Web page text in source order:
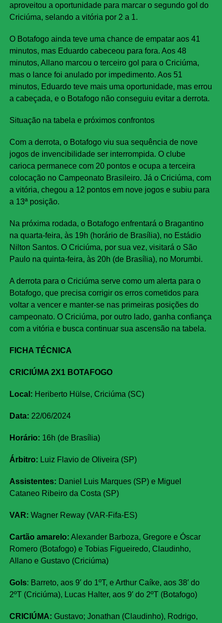
aproveitou a oportunidade para marcar o segundo gol do
Criciúma, selando a vitória por 2 a 1.
O Botafogo ainda teve uma chance de empatar aos 41
minutos, mas Eduardo cabeceou para fora. Aos 48
minutos, Allano marcou o terceiro gol para o Criciúma,
mas o lance foi anulado por impedimento. Aos 51
minutos, Eduardo teve mais uma oportunidade, mas errou
a cabeçada, e o Botafogo não conseguiu evitar a derrota.
Situação na tabela e próximos confrontos
Com a derrota, o Botafogo viu sua sequência de nove
jogos de invencibilidade ser interrompida. O clube
carioca permanece com 20 pontos e ocupa a terceira
colocação no Campeonato Brasileiro. Já o Criciúma, com
a vitória, chegou a 12 pontos em nove jogos e subiu para
a 13ª posição.
Na próxima rodada, o Botafogo enfrentará o Bragantino
na quarta-feira, às 19h (horário de Brasília), no Estádio
Nilton Santos. O Criciúma, por sua vez, visitará o São
Paulo na quinta-feira, às 20h (de Brasília), no Morumbi.
A derrota para o Criciúma serve como um alerta para o
Botafogo, que precisa corrigir os erros cometidos para
voltar a vencer e manter-se nas primeiras posições do
campeonato. O Criciúma, por outro lado, ganha confiança
com a vitória e busca continuar sua ascensão na tabela.
FICHA TÉCNICA
CRICIÚMA 2X1 BOTAFOGO
Local: Heriberto Hülse, Criciúma (SC)
Data: 22/06/2024
Horário: 16h (de Brasília)
Árbitro: Luiz Flavio de Oliveira (SP)
Assistentes: Daniel Luis Marques (SP) e Miguel
Cataneo Ribeiro da Costa (SP)
VAR: Wagner Reway (VAR-Fifa-ES)
Cartão amarelo: Alexander Barboza, Gregore e Óscar
Romero (Botafogo) e Tobias Figueiredo, Claudinho,
Allano e Gustavo (Criciúma)
Gols: Barreto, aos 9′ do 1ºT, e Arthur Caíke, aos 38′ do
2ºT (Criciúma), Lucas Halter, aos 9′ do 2ºT (Botafogo)
CRICIÚMA: Gustavo; Jonathan (Claudinho), Rodrigo,